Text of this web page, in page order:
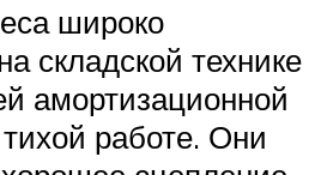
широко
складской технике
амортизационной
работе. Они